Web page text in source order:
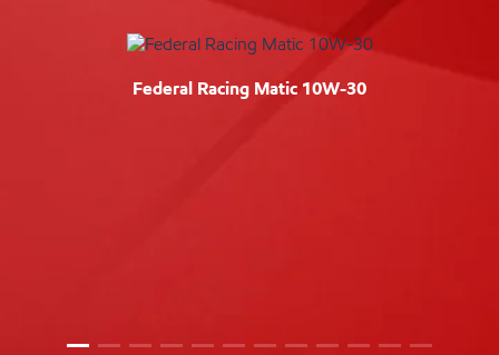
Federal Racing Matic 10W-30